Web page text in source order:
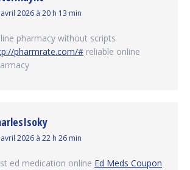
2026 à 20 h 13 min
pharmacy without scripts
pharmrate.com/# reliable online
2026 à 22 h 26 min
ed medication online Ed Meds Coupon